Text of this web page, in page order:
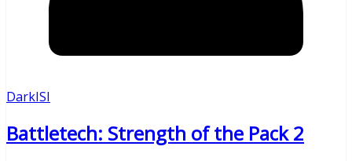
DarkISI
Battletech: Strength of the Pack 2